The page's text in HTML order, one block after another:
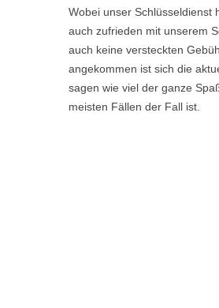
Wobei unser Schlüsseldienst
auch zufrieden mit unserem
auch keine versteckten
angekommen ist sich die
sagen wie viel der ganze
meisten Fällen der Fall ist.